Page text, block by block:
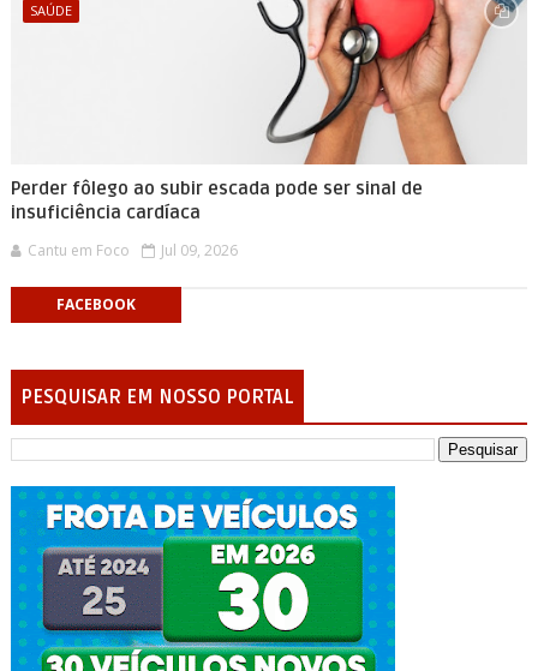
SAÚDE
Perder fôlego ao subir escada pode ser sinal de
insuficiência cardíaca
Cantu em Foco Jul 09, 2026
FACEBOOK
PESQUISAR EM NOSSO PORTAL